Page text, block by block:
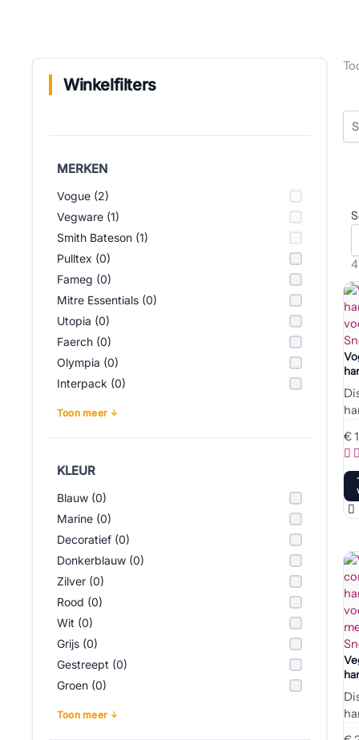
Winkelfilters
MERKEN
Vogue (2)
Vegware (1)
Smith Bateson (1)
Pulltex (0)
Fameg (0)
Mitre Essentials (0)
Utopia (0)
Faerch (0)
Olympia (0)
Interpack (0)
Toon meer
KLEUR
Blauw (0)
Marine (0)
Decoratief (0)
Donkerblauw (0)
Zilver (0)
Rood (0)
Wit (0)
Grijs (0)
Gestreept (0)
Groen (0)
Toon meer
€